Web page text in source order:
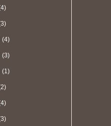
(4)
(3)
(1)